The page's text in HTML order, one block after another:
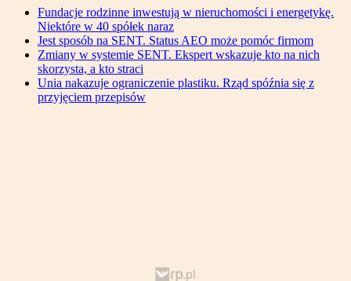
Fundacje rodzinne inwestują w nieruchomości i energetykę.
Niektóre w 40 spółek naraz
Jest sposób na SENT. Status AEO może pomóc firmom
Zmiany w systemie SENT. Ekspert wskazuje kto na nich
skorzysta, a kto straci
Unia nakazuje ograniczenie plastiku. Rząd spóźnia się z
przyjęciem przepisów